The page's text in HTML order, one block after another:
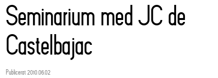
Seminarium med JC de
Castelbajac
Publicerat 2010.06.02